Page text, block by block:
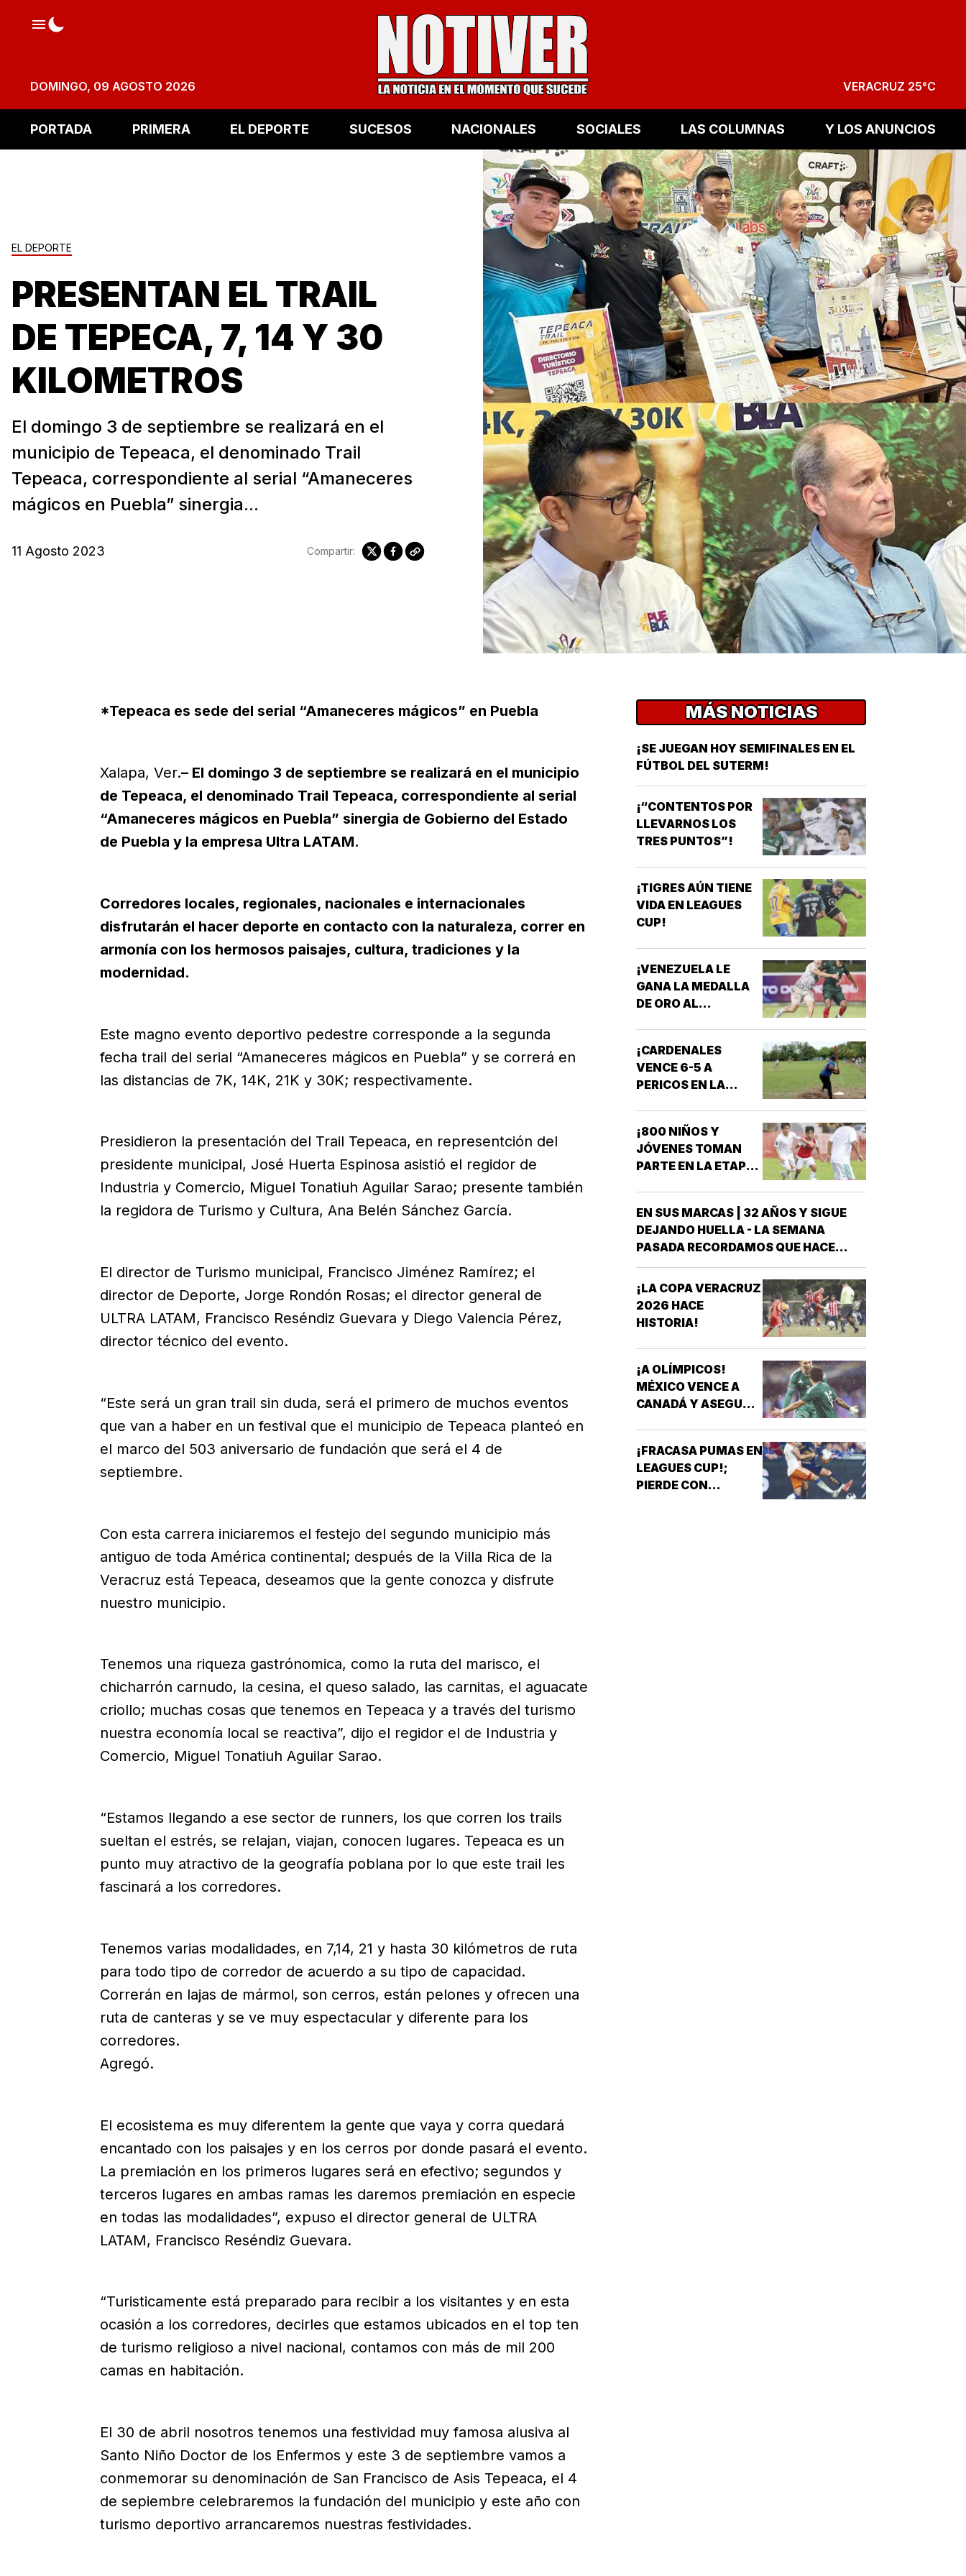
DOMINGO, 09 AGOSTO 2026 VERACRUZ 25°C
PORTADA PRIMERA EL DEPORTE SUCESOS NACIONALES SOCIALES LAS COLUMNAS Y LOS ANUNCIOS
EL DEPORTE
PRESENTAN EL TRAIL
DE TEPECA, 7, 14 Y 30
KILOMETROS
El domingo 3 de septiembre se realizará en el
municipio de Tepeaca, el denominado Trail
Tepeaca, correspondiente al serial “Amaneceres
mágicos en Puebla” sinergia...
11 Agosto 2023 Compartir:
*Tepeaca es sede del serial “Amaneceres mágicos” en Puebla
Xalapa, Ver.– El domingo 3 de septiembre se realizará en el municipio
de Tepeaca, el denominado Trail Tepeaca, correspondiente al serial
“Amaneceres mágicos en Puebla” sinergia de Gobierno del Estado
de Puebla y la empresa Ultra LATAM.
Corredores locales, regionales, nacionales e internacionales
disfrutarán el hacer deporte en contacto con la naturaleza, correr en
armonía con los hermosos paisajes, cultura, tradiciones y la
modernidad.
Este magno evento deportivo pedestre corresponde a la segunda
fecha trail del serial “Amaneceres mágicos en Puebla” y se correrá en
las distancias de 7K, 14K, 21K y 30K; respectivamente.
Presidieron la presentación del Trail Tepeaca, en representción del
presidente municipal, José Huerta Espinosa asistió el regidor de
Industria y Comercio, Miguel Tonatiuh Aguilar Sarao; presente también
la regidora de Turismo y Cultura, Ana Belén Sánchez García.
El director de Turismo municipal, Francisco Jiménez Ramírez; el
director de Deporte, Jorge Rondón Rosas; el director general de
ULTRA LATAM, Francisco Reséndiz Guevara y Diego Valencia Pérez,
director técnico del evento.
“Este será un gran trail sin duda, será el primero de muchos eventos
que van a haber en un festival que el municipio de Tepeaca planteó en
el marco del 503 aniversario de fundación que será el 4 de
septiembre.
Con esta carrera iniciaremos el festejo del segundo municipio más
antiguo de toda América continental; después de la Villa Rica de la
Veracruz está Tepeaca, deseamos que la gente conozca y disfrute
nuestro municipio.
Tenemos una riqueza gastrónomica, como la ruta del marisco, el
chicharrón carnudo, la cesina, el queso salado, las carnitas, el aguacate
criollo; muchas cosas que tenemos en Tepeaca y a través del turismo
nuestra economía local se reactiva”, dijo el regidor el de Industria y
Comercio, Miguel Tonatiuh Aguilar Sarao.
“Estamos llegando a ese sector de runners, los que corren los trails
sueltan el estrés, se relajan, viajan, conocen lugares. Tepeaca es un
punto muy atractivo de la geografía poblana por lo que este trail les
fascinará a los corredores.
Tenemos varias modalidades, en 7,14, 21 y hasta 30 kilómetros de ruta
para todo tipo de corredor de acuerdo a su tipo de capacidad.
Correrán en lajas de mármol, son cerros, están pelones y ofrecen una
ruta de canteras y se ve muy espectacular y diferente para los
corredores.
Agregó.
El ecosistema es muy diferentem la gente que vaya y corra quedará
encantado con los paisajes y en los cerros por donde pasará el evento.
La premiación en los primeros lugares será en efectivo; segundos y
terceros lugares en ambas ramas les daremos premiación en especie
en todas las modalidades”, expuso el director general de ULTRA
LATAM, Francisco Reséndiz Guevara.
“Turisticamente está preparado para recibir a los visitantes y en esta
ocasión a los corredores, decirles que estamos ubicados en el top ten
de turismo religioso a nivel nacional, contamos con más de mil 200
camas en habitación.
El 30 de abril nosotros tenemos una festividad muy famosa alusiva al
Santo Niño Doctor de los Enfermos y este 3 de septiembre vamos a
conmemorar su denominación de San Francisco de Asis Tepeaca, el 4
de sepiembre celebraremos la fundación del municipio y este año con
turismo deportivo arrancaremos nuestras festividades.
MÁS NOTICIAS
¡SE JUEGAN HOY SEMIFINALES EN EL
FÚTBOL DEL SUTERM!
¡“CONTENTOS POR
LLEVARNOS LOS
TRES PUNTOS”!
¡TIGRES AÚN TIENE
VIDA EN LEAGUES
CUP!
¡VENEZUELA LE
GANA LA MEDALLA
DE ORO AL
¡CARDENALES
VENCE 6-5 A
PERICOS EN LA
¡800 NIÑOS Y
JÓVENES TOMAN
PARTE EN LA ETAPA
EN SUS MARCAS | 32 AÑOS Y SIGUE
DEJANDO HUELLA - LA SEMANA
PASADA RECORDAMOS QUE HACE
CUATRO AÑOS TRASCENDIÓ Y AHORA
FORMA PARTE DE LA HISTORIA DEL
DEPORTE VERACRUZANO Y DE
MÉXICO LA NADADORA DEL CLUB
ACUARIO ANA ROSA GRAHAM BAZÁN
*ANA ROSA GRAHAM…
¡LA COPA VERACRUZ
2026 HACE
HISTORIA!
¡A OLÍMPICOS!
MÉXICO VENCE A
CANADÁ Y ASEGURA
¡FRACASA PUMAS EN
LEAGUES CUP!;
PIERDE CON